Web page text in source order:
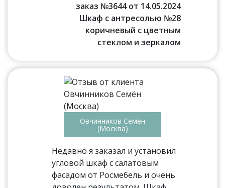
заказ №3644 от 14.05.2024
Шкаф с антресолью №28
коричневый с цветным
стеклом и зеркалом
Овчинников Семён
(Москва)
Недавно я заказал и установил
угловой шкаф с салатовым
фасадом от Росмебель и очень